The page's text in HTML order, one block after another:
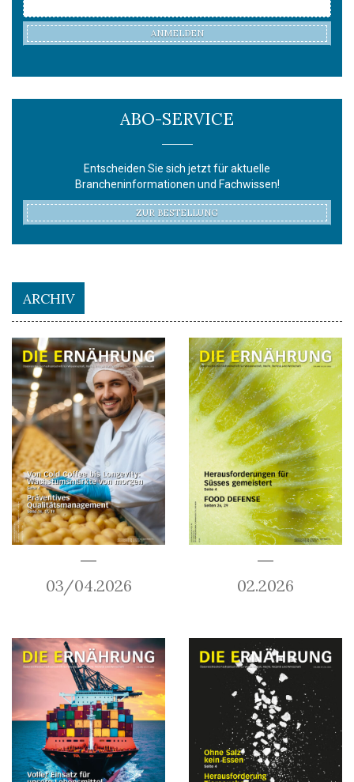
ANMELDEN
ABO-SERVICE
Entscheiden Sie sich jetzt für aktuelle
Brancheninformationen und Fachwissen!
ZUR BESTELLUNG
ARCHIV
03/04.2026 02.2026